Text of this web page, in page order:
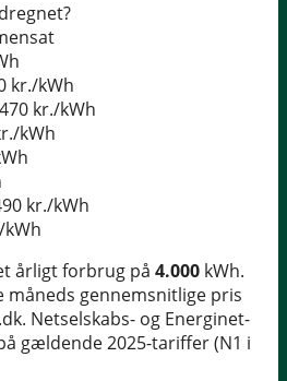
kr./kWh
kr./kWh
kWh
kr./kWh
kWh
årligt forbrug på 4.000 kWh.
måneds gennemsnitlige pris
Netselskabs- og Energinet-
gældende 2025-tariffer (N1 i